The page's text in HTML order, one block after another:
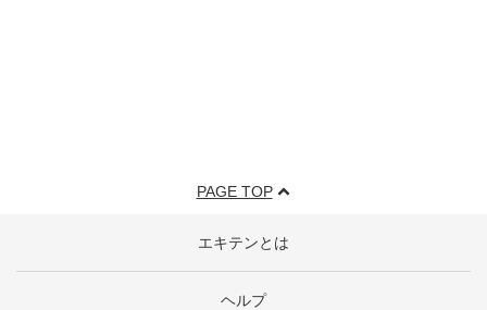
PAGE TOP
エキテンとは
ヘルプ